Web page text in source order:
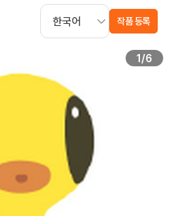
작품 등록
1/6